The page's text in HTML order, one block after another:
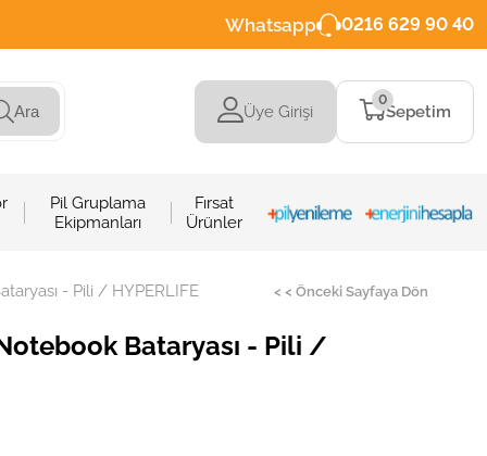
Whatsapp 0216 629 90 40
Ara Üye Girişi Sepetim
0
Pil Gruplama
Ekipmanları
Fırsat
Ürünler
- Pili / HYPERLIFE < < Önceki Sayfaya Dön
Bataryası - Pili /